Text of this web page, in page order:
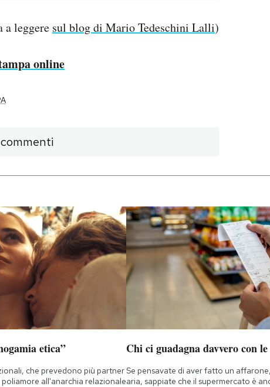
a leggere sul blog di Mario Tedeschini Lalli)
online
etica”
che prevedono più partner
all'anarchia relazionale
Chi ci guadagna davvero con
Se pensavate di aver fatto un
aria, sappiate che il supermercato è